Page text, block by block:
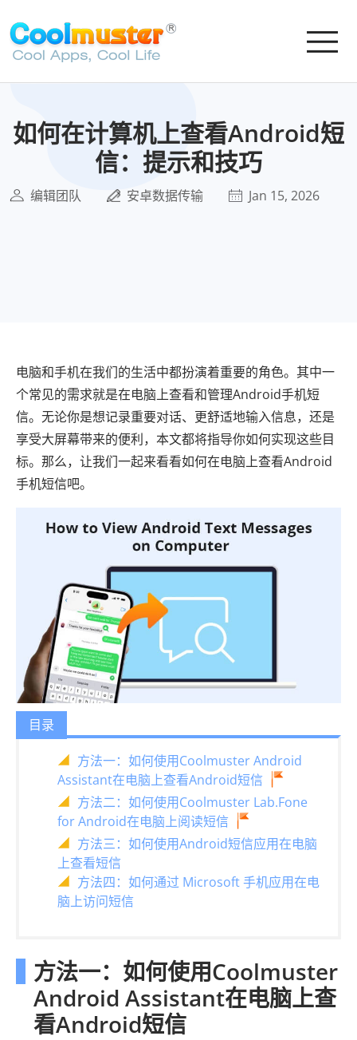
如何在计算机上查看Android短
信：提示和技巧
编辑团队 安卓数据传输 Jan 15, 2026
电脑和手机在我们的生活中都扮演着重要的角色。其中一
个常见的需求就是在电脑上查看和管理Android手机短
信。无论你是想记录重要对话、更舒适地输入信息，还是
享受大屏幕带来的便利，本文都将指导你如何实现这些目
标。那么，让我们一起来看看如何在电脑上查看Android
手机短信吧。
目录
方法一：如何使用Coolmuster Android
Assistant在电脑上查看Android短信
方法二：如何使用Coolmuster Lab.Fone
for Android在电脑上阅读短信
方法三：如何使用Android短信应用在电脑
上查看短信
方法四：如何通过 Microsoft 手机应用在电
脑上访问短信
方法一：如何使用Coolmuster
Android Assistant在电脑上查
看Android短信